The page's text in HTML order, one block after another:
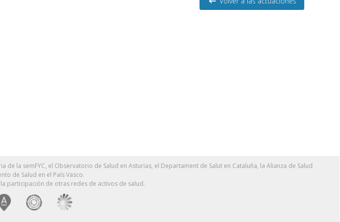
la semFYC, el Observatorio de Salud en Asturias, el Departament de Salut en Cataluña, la Alianza de Salud
de Salud en el País Vasco.
participación de otras redes de activos de salud.